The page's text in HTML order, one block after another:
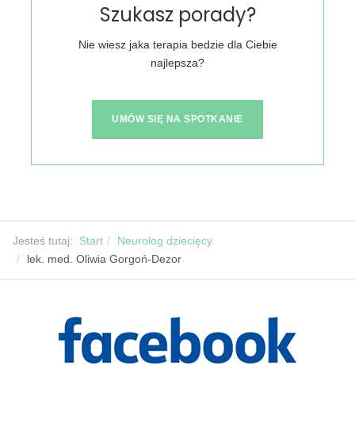
Szukasz porady?
Nie wiesz jaka terapia bedzie dla Ciebie
najlepsza?
UMÓW SIĘ NA SPOTKANIE
Jesteś tutaj: Start
Neurolog dziecięcy
lek. med. Oliwia Gorgoń-Dezor